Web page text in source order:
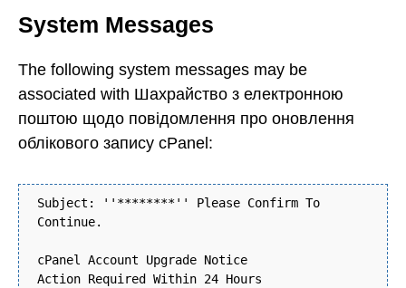
System Messages
The following system messages may be
associated with Шахрайство з електронною
поштою щодо повідомлення про оновлення
облікового запису cPanel:
Subject: ''********'' Please Confirm To
Continue.
cPanel Account Upgrade Notice
Action Required Within 24 Hours